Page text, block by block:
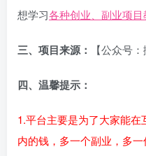
想学习各种创业、副业项
三、项目来源： 【公众号
四、温馨提示：
1.平台主要是为了大家能
内的钱，多一个副业，多一